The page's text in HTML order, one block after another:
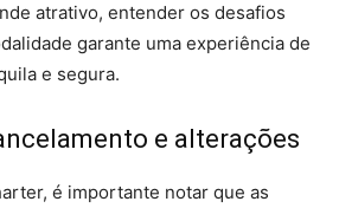
atrativo, entender os desafios
garante uma experiência de
e segura.
e alterações
é importante notar que as